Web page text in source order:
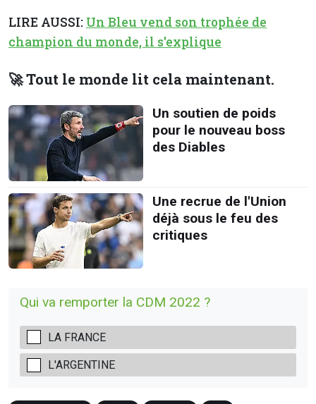
LIRE AUSSI: Un Bleu vend son trophée de
champion du monde, il s'explique
🚀 Tout le monde lit cela maintenant.
Un soutien de poids
pour le nouveau boss
des Diables
Une recrue de l'Union
déjà sous le feu des
critiques
Qui va remporter la CDM 2022 ?
LA FRANCE
L'ARGENTINE